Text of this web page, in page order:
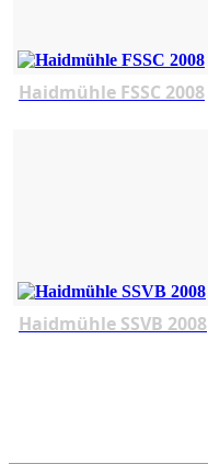
Haidmühle FSSC 2008
Haidmühle SSVB 2008